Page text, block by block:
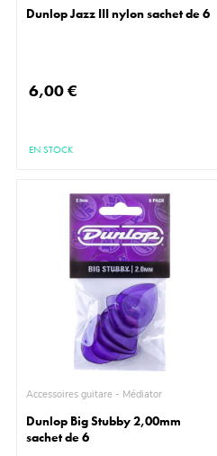
Dunlop Jazz III nylon sachet de 6
6,00 €
EN STOCK
Accessoires guitare - Médiator
Dunlop Big Stubby 2,00mm
sachet de 6